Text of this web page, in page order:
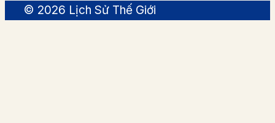
© 2026 Lịch Sử Thế Giới